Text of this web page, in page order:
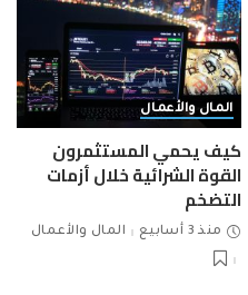
المال والأعمال
كيف يحمي المستثمرون
القوة الشرائية خلال أزمات
التضخم
منذ 3 أسابيع المال والأعمال